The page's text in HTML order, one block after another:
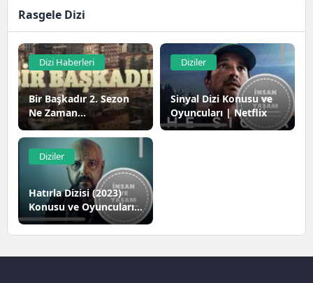
Rasgele Dizi
Dizi Haberleri
Bir Başkadır 2. Sezon
Ne Zaman
Yayınlanacak?
Diziler
Sinyal Dizi Konusu ve
Oyuncuları | Netflix
Diziler
Hatırla Dizisi (2023)
Konusu ve Oyuncuları |
Netflix